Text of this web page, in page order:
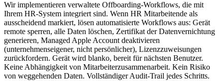
Wir implementieren verwaltete Offboarding-Workflows, die mit
Ihrem HR-System integriert sind. Wenn HR Mitarbeitende als
ausscheidend markiert, lösen automatisierte Workflows aus: Gerät
remote sperren, alle Daten löschen, Zertifikat der Datenvernichtung
generieren, Managed Apple Account deaktivieren
(unternehmenseigener, nicht persönlicher), Lizenzzuweisungen
zurückfordern. Gerät wird blanko, bereit für nächsten Benutzer.
Keine Abhängigkeit von Mitarbeiterzusammenarbeit. Kein Risiko
von weggehenden Daten. Vollständiger Audit-Trail jedes Schritts.